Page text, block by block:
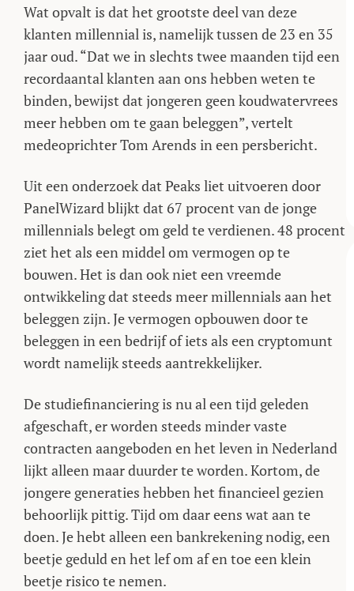
Wat opvalt is dat het grootste deel van deze
klanten millennial is, namelijk tussen de 23 en 35
jaar oud. “Dat we in slechts twee maanden tijd een
recordaantal klanten aan ons hebben weten te
binden, bewijst dat jongeren geen koudwatervrees
meer hebben om te gaan beleggen”, vertelt
medeoprichter Tom Arends in een persbericht.
Uit een onderzoek dat Peaks liet uitvoeren door
PanelWizard blijkt dat 67 procent van de jonge
millennials belegt om geld te verdienen. 48 procent
ziet het als een middel om vermogen op te
bouwen. Het is dan ook niet een vreemde
ontwikkeling dat steeds meer millennials aan het
beleggen zijn. Je vermogen opbouwen door te
beleggen in een bedrijf of iets als een cryptomunt
wordt namelijk steeds aantrekkelijker.
De studiefinanciering is nu al een tijd geleden
afgeschaft, er worden steeds minder vaste
contracten aangeboden en het leven in Nederland
lijkt alleen maar duurder te worden. Kortom, de
jongere generaties hebben het financieel gezien
behoorlijk pittig. Tijd om daar eens wat aan te
doen. Je hebt alleen een bankrekening nodig, een
beetje geduld en het lef om af en toe een klein
beetje risico te nemen.